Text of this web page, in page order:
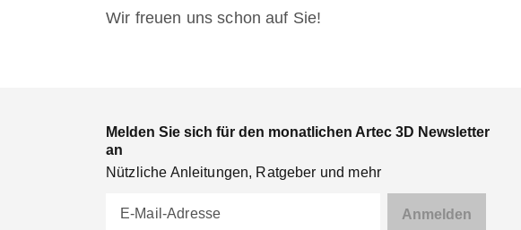
Wir freuen uns schon auf Sie!
Melden Sie sich für den monatlichen Artec 3D Newsletter
an
Nützliche Anleitungen, Ratgeber und mehr
E-Mail-Adresse